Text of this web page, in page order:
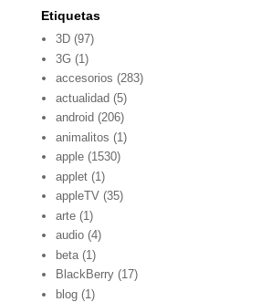
Etiquetas
3D (97)
3G (1)
accesorios (283)
actualidad (5)
android (206)
animalitos (1)
apple (1530)
applet (1)
appleTV (35)
arte (1)
audio (4)
beta (1)
BlackBerry (17)
blog (1)